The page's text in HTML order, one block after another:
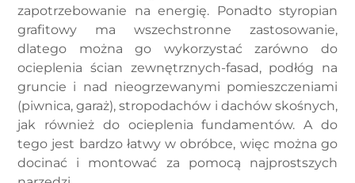
zapotrzebowanie na energię. Ponadto styropian
grafitowy ma wszechstronne zastosowanie,
dlatego można go wykorzystać zarówno do
ocieplenia ścian zewnętrznych-fasad, podłóg na
gruncie i nad nieogrzewanymi pomieszczeniami
(piwnica, garaż), stropodachów i dachów skośnych,
jak również do ocieplenia fundamentów. A do
tego jest bardzo łatwy w obróbce, więc można go
docinać i montować za pomocą najprostszych